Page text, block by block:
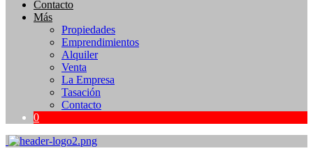
Contacto
Más
Propiedades
Emprendimientos
Alquiler
Venta
La Empresa
Tasación
Contacto
0